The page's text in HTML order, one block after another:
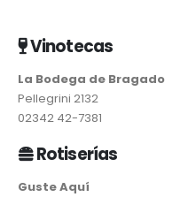
Vinotecas
La Bodega de Bragado
Pellegrini 2132
02342 42-7381
Rotiserías
Guste Aquí